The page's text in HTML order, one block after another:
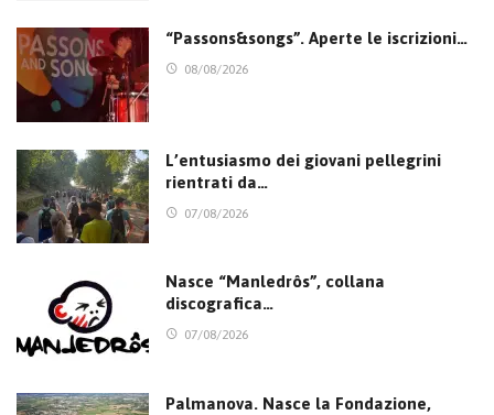
“Passons&songs”. Aperte le iscrizioni…
08/08/2026
L’entusiasmo dei giovani pellegrini
rientrati da…
07/08/2026
Nasce “Manledrôs”, collana
discografica…
07/08/2026
Palmanova. Nasce la Fondazione,